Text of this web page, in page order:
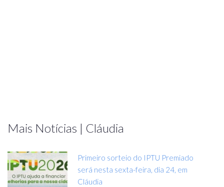
Mais Notícias | Cláudia
Primeiro sorteio do IPTU Premiado
será nesta sexta-feira, dia 24, em
Cláudia